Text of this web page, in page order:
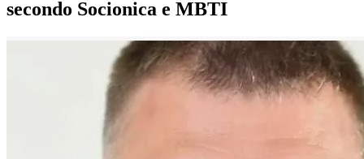
secondo Socionica e MBTI